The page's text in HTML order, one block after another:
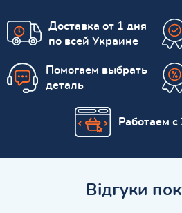
Доставка от 1 дня
по всей Украине
Помогаем выбрать
деталь
Работаем с
Відгуки